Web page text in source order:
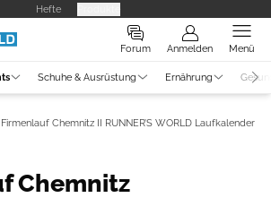
Hefte
Forum Anmelden Menü
Schuhe & Ausrüstung Ernährung
Firmenlauf Chemnitz II RUNNER’S WORLD Laufkalender
Chemnitz